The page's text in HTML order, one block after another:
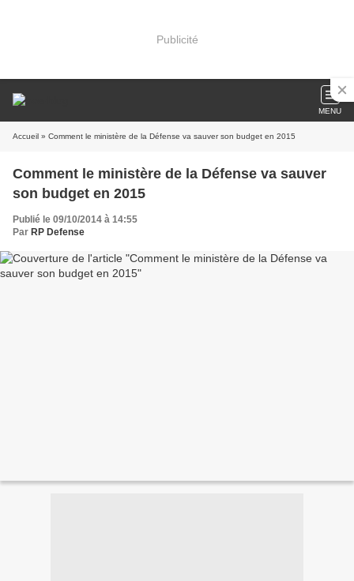
Publicité
MENU
Accueil » Comment le ministère de la Défense va sauver son budget en 2015
Comment le ministère de la Défense va sauver
son budget en 2015
Publié le 09/10/2014 à 14:55
Par RP Defense